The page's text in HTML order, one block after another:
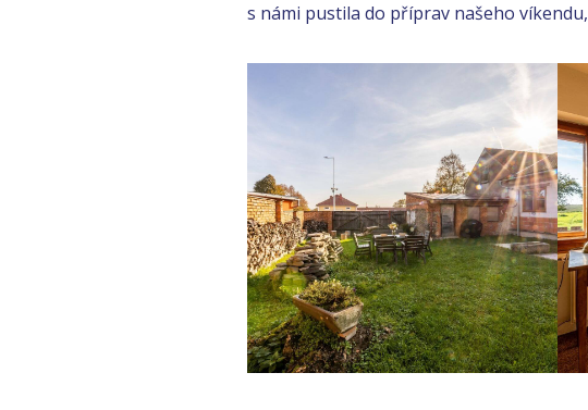
s námi pustila do příprav našeho víkendu,